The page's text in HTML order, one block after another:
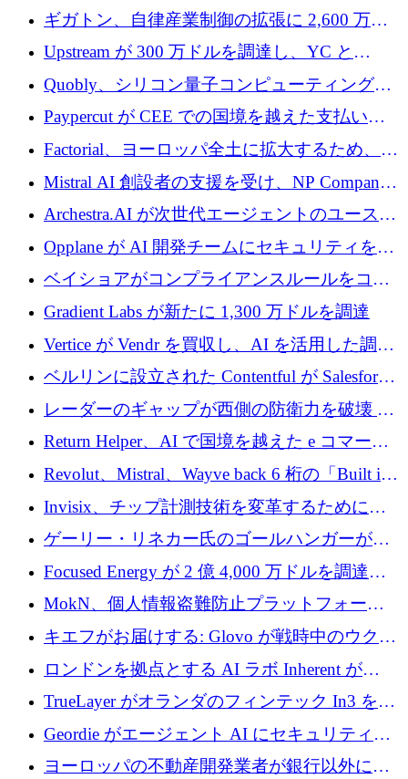
が「成人向け」2億6,000万ポンドの資金調達
ラウンドを獲得
ギガトン、自律産業制御の拡張に 2,600 万ド
ルを調達
Upstream が 300 万ドルを調達し、YC と
Xavier Niel が支援する共同 AI 受信箱を立ち上
げる
Quobly、シリコン量子コンピューティングの
商用化のためにシリーズ A で 1 億 1,500 万ユ
ーロを調達
Paypercut が CEE での国境を越えた支払いを
拡大するために 500 万ユーロを確保
Factorial、ヨーロッパ全土に拡大するため、25
億ドルの評価額で1億5,000万ドルのシリーズD
Mistral AI 創設者の支援を受け、NP Company
がエンジニアリング向け AI を推進するために
600 万ユーロのプレシードを確保
Archestra.AI が次世代エージェントのユースケ
ースを実現するために 1,000 万ドルを調達
Opplane が AI 開発チームにセキュリティをも
たらすために 450 万ユーロを調達
ベイショアがコンプライアンスルールをコー
ド化するために800万ドルを調達
Gradient Labs が新たに 1,300 万ドルを調達
Vertice が Vendr を買収し、AI を活用した調達
インテリジェンス プラットフォームを構築
ベルリンに設立された Contentful が Salesforce
に買収される
レーダーのギャップが西側の防衛力を破壊 —
そしてベルリンのチップスタートアップがそ
れを埋める
Return Helper、AI で国境を越えた e コマース
の返品を利益に変えるシリーズ A で 400 万ド
ルを調達
Revolut、Mistral、Wayve back 6 桁の「Built in
Europe」キャンペーン
Invisix、チップ計測技術を変革するために
2,000 万ユーロのシードラウンドを完了
ゲーリー・リネカー氏のゴールハンガーがVC
事業を開始
Focused Energy が 2 億 4,000 万ドルを調達、
TrueLayer が In3 を買収、ロンドンが首位の座
を奪還
MokN、個人情報盗難防止プラットフォーム
の成長のためにシリーズ A で 1,500 万ドルを
調達
キエフがお届けする: Glovo が戦時中のウクラ
イナで最も急速に成長する市場の 1 つをどの
ように拡大したか
ロンドンを拠点とする AI ラボ Inherent が
5,000 万ドルの資金調達でステルスから浮上
TrueLayer がオランダのフィンテック In3 を買
収、チェックアウト時にクレジットを提供
Geordie がエージェント AI にセキュリティと
ガバナンスをもたらすために 3,000 万ドルを
ヨーロッパの不動産開発業者が銀行以外にも